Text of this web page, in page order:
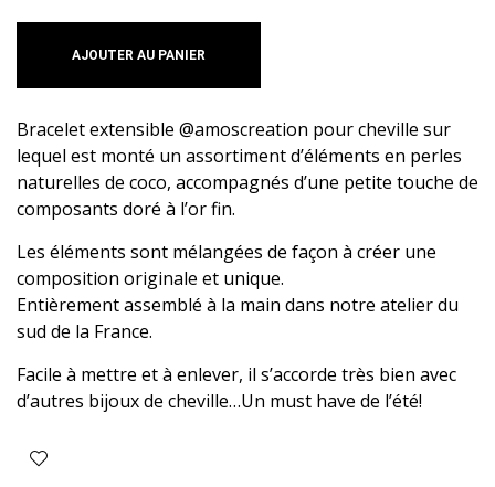
AJOUTER AU PANIER
Bracelet extensible @amoscreation pour cheville sur
lequel est monté un assortiment d’éléments en perles
naturelles de coco, accompagnés d’une petite touche de
composants doré à l’or fin.
Les éléments sont mélangées de façon à créer une
composition originale et unique.
Entièrement assemblé à la main dans notre atelier du
sud de la France.
Facile à mettre et à enlever, il s’accorde très bien avec
d’autres bijoux de cheville…Un must have de l’été!